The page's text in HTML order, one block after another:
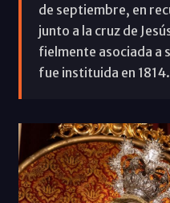
de septiembre, en
junto a la cruz de
fielmente asociada a
fue instituida en 1814.